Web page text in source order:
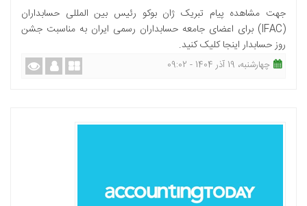
جهت مشاهده پیام تبریک ژان بوکو رئیس بین المللی حسابداران
(IFAC) برای اعضای جامعه حسابداران رسمی ایران به مناسبت جشن
روز حسابدار اینجا کلیک کنید.
چهارشنبه، 19 آذر 1404 - 09:02